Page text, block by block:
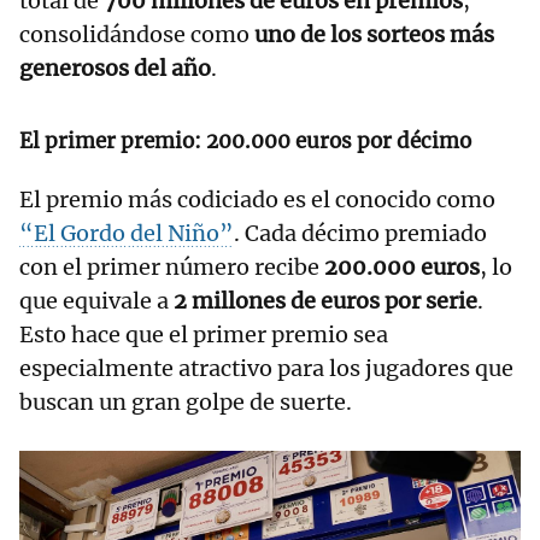
consolidándose como uno de los sorteos más
generosos del año.
El primer premio: 200.000 euros por décimo
El premio más codiciado es el conocido como
“El Gordo del Niño”. Cada décimo premiado
con el primer número recibe 200.000 euros, lo
que equivale a 2 millones de euros por serie.
Esto hace que el primer premio sea
especialmente atractivo para los jugadores que
buscan un gran golpe de suerte.